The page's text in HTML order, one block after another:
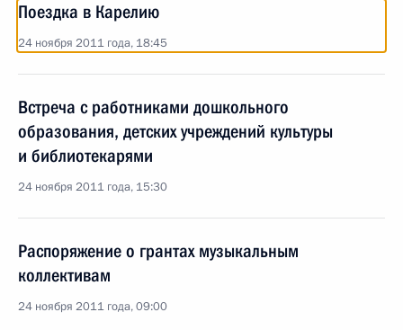
Поездка в Карелию
24 ноября 2011 года, 18:45
Встреча с работниками дошкольного
образования, детских учреждений культуры
и библиотекарями
24 ноября 2011 года, 15:30
Распоряжение о грантах музыкальным
коллективам
24 ноября 2011 года, 09:00